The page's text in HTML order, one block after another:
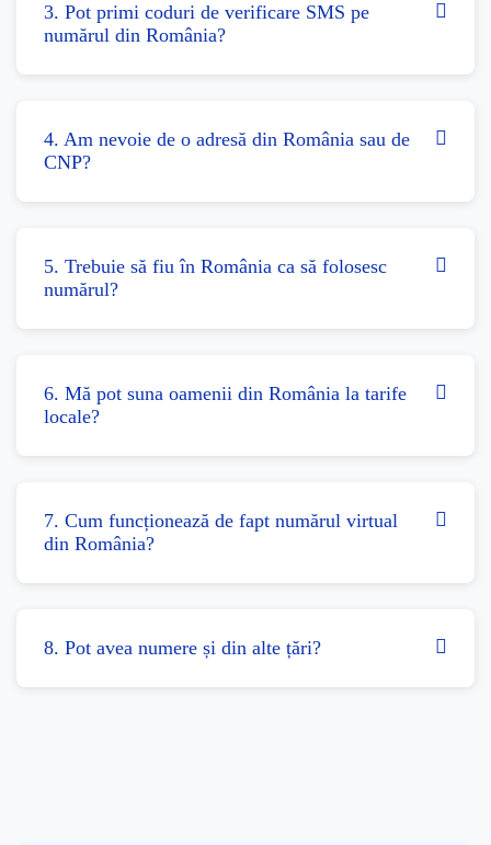
3. Pot primi coduri de verificare SMS pe
numărul din România?
4. Am nevoie de o adresă din România sau de
CNP?
5. Trebuie să fiu în România ca să folosesc
numărul?
6. Mă pot suna oamenii din România la tarife
locale?
7. Cum funcționează de fapt numărul virtual
din România?
8. Pot avea numere și din alte țări?